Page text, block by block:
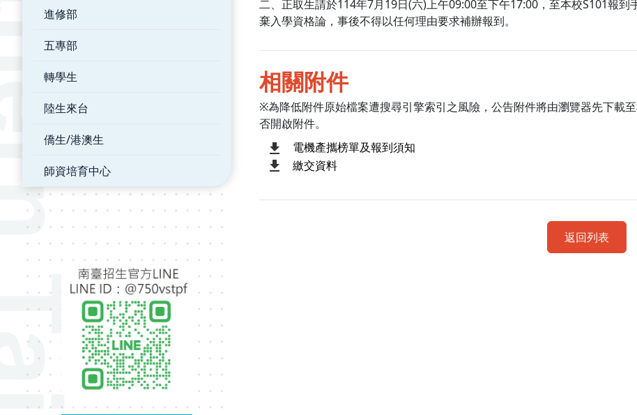
進修部
五專部
轉學生
陸生來台
僑生/港澳生
師資培育中心
二、正取生請於114年7月19日(六)上午09:00至下午17:00，至本校S101報
棄入學資格論，事後不得以任何理由要求補辦報到。
相關附件
※為降低附件原始檔案遭搜尋引擎索引之風險，公告附件將由瀏覽器先下載
否開啟附件。
電機產攜榜單及報到須知
繳交資料
返回列表